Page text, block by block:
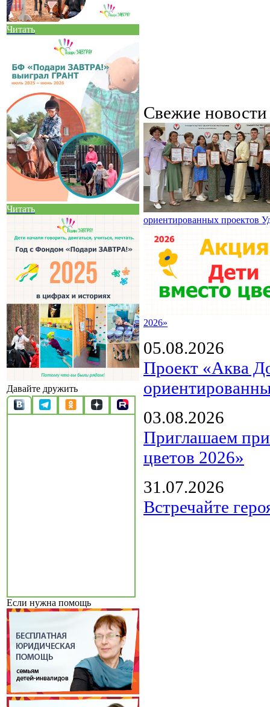
Читать
Читать
Давайте дружить
Если нужна помощь
Свежие
ориентированных проектов
2026»
05.08.2026
Проект «Аква
03.08.2026
Приглашаем
цветов 2026»
31.07.2026
Встречайте